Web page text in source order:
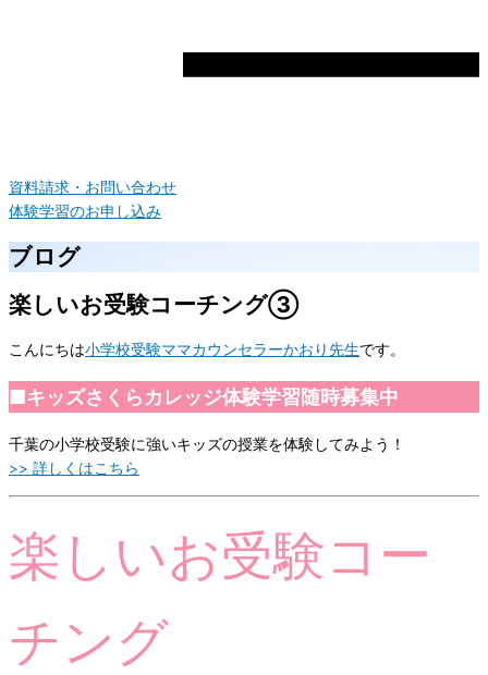
資料請求・お問い合わせ
体験学習のお申し込み
ブログ
楽しいお受験コーチング③
こんにちは小学校受験ママカウンセラーかおり先生です。
■キッズさくらカレッジ体験学習随時募集中
千葉の小学校受験に強いキッズの授業を体験してみよう！
>> 詳しくはこちら
楽しいお受験コー
チング